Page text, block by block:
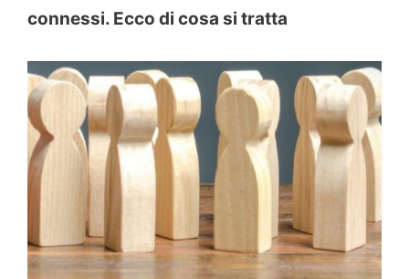
connessi. Ecco di cosa si tratta